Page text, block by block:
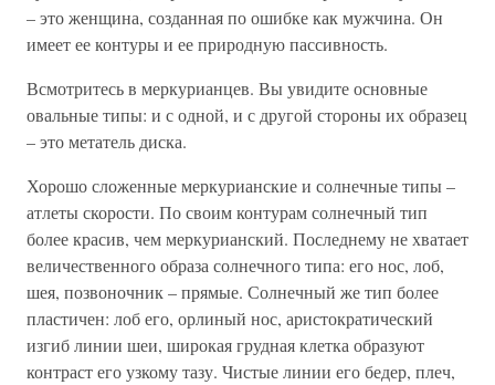
– это женщина, созданная по ошибке как мужчина. Он
имеет ее контуры и ее природную пассивность.
Всмотритесь в меркурианцев. Вы увидите основные
овальные типы: и с одной, и с другой стороны их образец
– это метатель диска.
Хорошо сложенные меркурианские и солнечные типы –
атлеты скорости. По своим контурам солнечный тип
более красив, чем меркурианский. Последнему не хватает
величественного образа солнечного типа: его нос, лоб,
шея, позвоночник – прямые. Солнечный же тип более
пластичен: лоб его, орлиный нос, аристократический
изгиб линии шеи, широкая грудная клетка образуют
контраст его узкому тазу. Чистые линии его бедер, плеч,